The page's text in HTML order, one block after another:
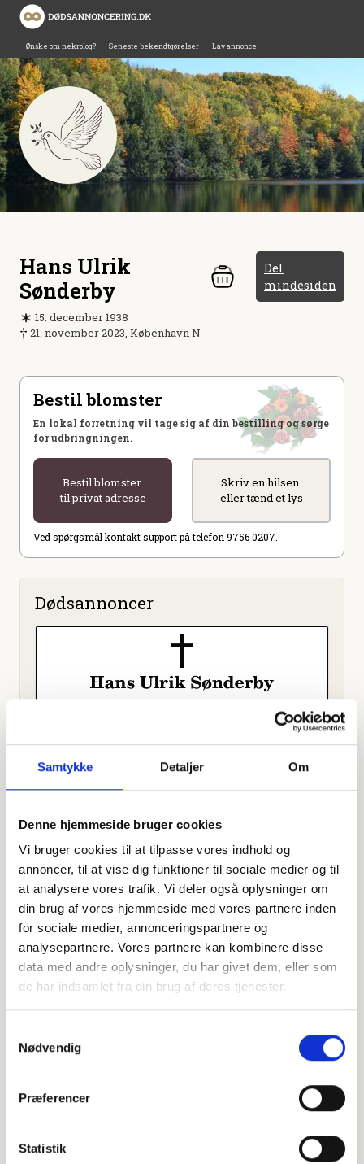
Samtykke Detaljer Om
Denne hjemmeside bruger cookies
Vi bruger cookies til at tilpasse vores indhold og
annoncer, til at vise dig funktioner til sociale medier og til
at analysere vores trafik. Vi deler også oplysninger om
din brug af vores hjemmeside med vores partnere inden
for sociale medier, annonceringspartnere og
analysepartnere. Vores partnere kan kombinere disse
data med andre oplysninger, du har givet dem, eller som
de har indsamlet fra din brug af deres tjenester.
Nødvendig
Præferencer
Statistik
Ønske om nekrolog? Seneste bekendtgørelser Lav annonce
Hans Ulrik
Sønderby
Del
mindesiden
15. december 1938
21. november 2023, København N
Bestil blomster
En lokal forretning vil tage sig af din bestilling og sørge
for udbringningen.
Bestil blomster
til privat adresse
Skriv en hilsen
eller tænd et lys
Ved spørgsmål kontakt support på telefon 9756 0207.
Dødsannoncer
Offentligtgjort i Skagen Onsdag - lukket d.
29. november 2023
Højtideligheden
d. 9. december 2023 kl. 13.00
Bethlehemskirken
Åboulevard 8, 2200 København N